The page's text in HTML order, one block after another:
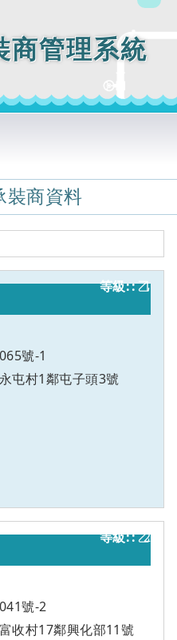
商管理系統
裝商資料
1
號-1
屯村1鄰屯子頭3號
乙
2
號-2
收村17鄰興化部11號
乙